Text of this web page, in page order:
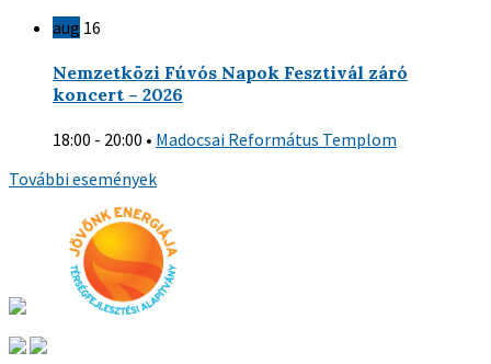
aug 16
Nemzetközi Fúvós Napok Fesztivál záró
koncert – 2026
18:00 - 20:00 • Madocsai Református Templom
További események